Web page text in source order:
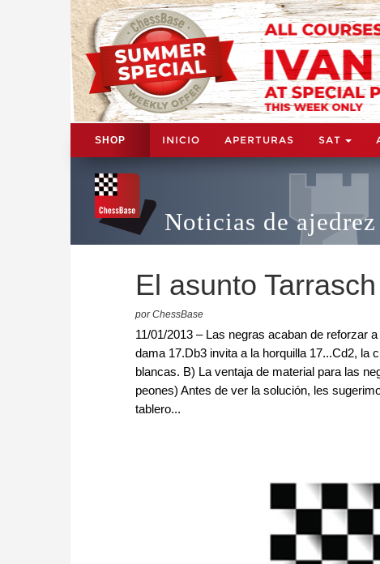
SHOP INICIO APERTURAS SAT
Noticias de ajedrez
El asunto Tarrasch
por ChessBase
11/01/2013 – Las negras acaban de reforzar
dama 17.Db3 invita a la horquilla 17...Cd2, la
blancas. B) La ventaja de material para las
peones) Antes de ver la solución, les
tablero...